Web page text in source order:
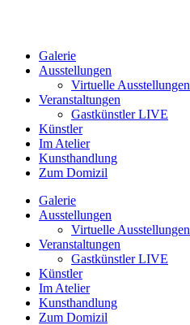
Galerie
Ausstellungen
Virtuelle Ausstellungen
Veranstaltungen
Gastkünstler LIVE
Künstler
Im Atelier
Kunsthandlung
Zum Domizil
Galerie
Ausstellungen
Virtuelle Ausstellungen
Veranstaltungen
Gastkünstler LIVE
Künstler
Im Atelier
Kunsthandlung
Zum Domizil